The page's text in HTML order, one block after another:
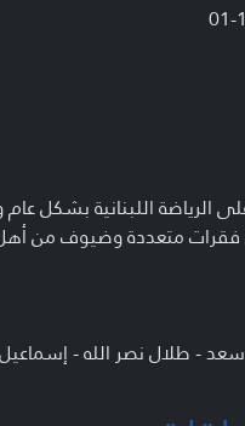
الرياضة اللبنانية بشكل
متعددة وضيوف من
سعد - طلال نصر الله -